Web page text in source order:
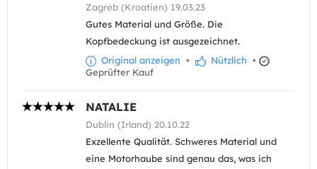
Zagreb (Kroatien) 19.03.23
Gutes Material und Größe. Die
Kopfbedeckung ist ausgezeichnet.
Original anzeigen • Nützlich •
Geprüfter Kauf
NATALIE
Dublin (Irland) 20.10.22
Exzellente Qualität. Schweres Material und
eine Motorhaube sind genau das, was ich